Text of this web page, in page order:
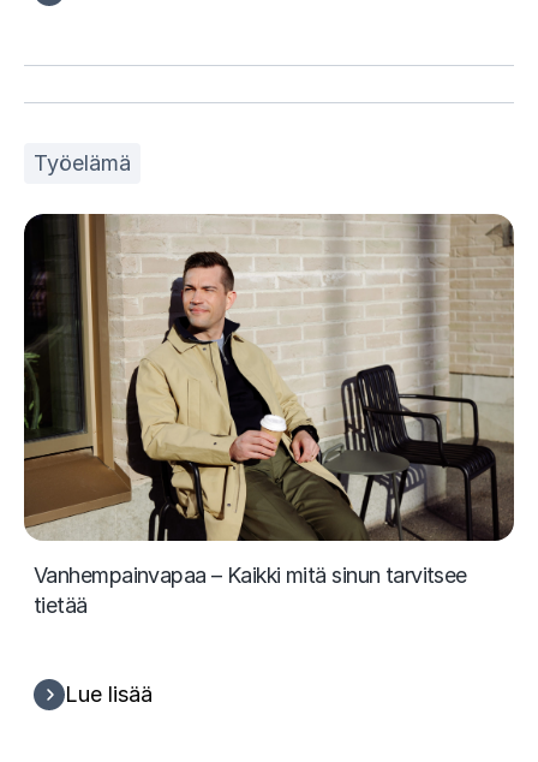
Työelämä
Vanhempainvapaa – Kaikki mitä sinun tarvitsee
tietää
Lue lisää